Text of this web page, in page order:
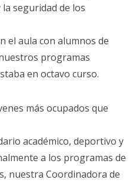
seguridad de los
el aula con alumnos de
programas
en octavo curso.
más ocupados que
académico, deportivo y
a los programas de
nuestra Coordinadora de